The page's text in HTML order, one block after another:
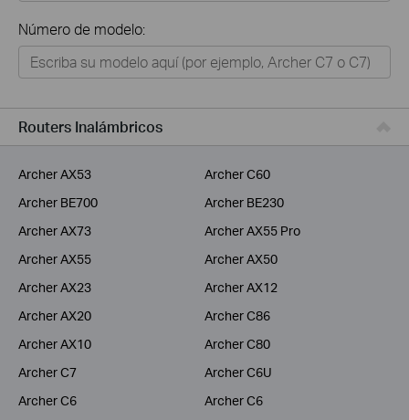
Hogar
Tapo
Negocios
ISPs
Número de modelo:
Routers Inalámbricos
Archer AX53
Archer C60
Archer BE700
Archer BE230
Archer AX73
Archer AX55 Pro
Archer AX55
Archer AX50
Archer AX23
Archer AX12
Archer AX20
Archer C86
Archer AX10
Archer C80
Archer C7
Archer C6U
Archer C6
Archer C6